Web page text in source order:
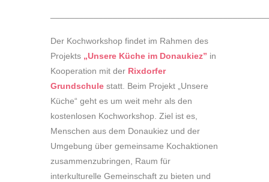
Der Kochworkshop findet im Rahmen des
Projekts „Unsere Küche im Donaukiez” in
Kooperation mit der Rixdorfer
Grundschule statt. Beim Projekt „Unsere
Küche“ geht es um weit mehr als den
kostenlosen Kochworkshop. Ziel ist es,
Menschen aus dem Donaukiez und der
Umgebung über gemeinsame Kochaktionen
zusammenzubringen, Raum für
interkulturelle Gemeinschaft zu bieten und